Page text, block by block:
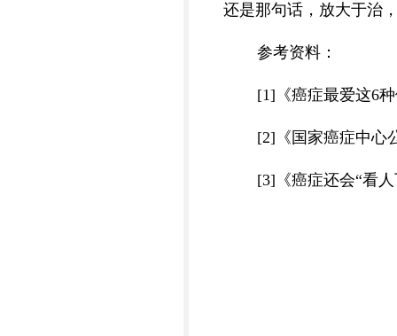
还是那句话，放大于治
参考资料：
[1]《癌症最爱这6
[2]《国家癌症中心
[3]《癌症还会“看